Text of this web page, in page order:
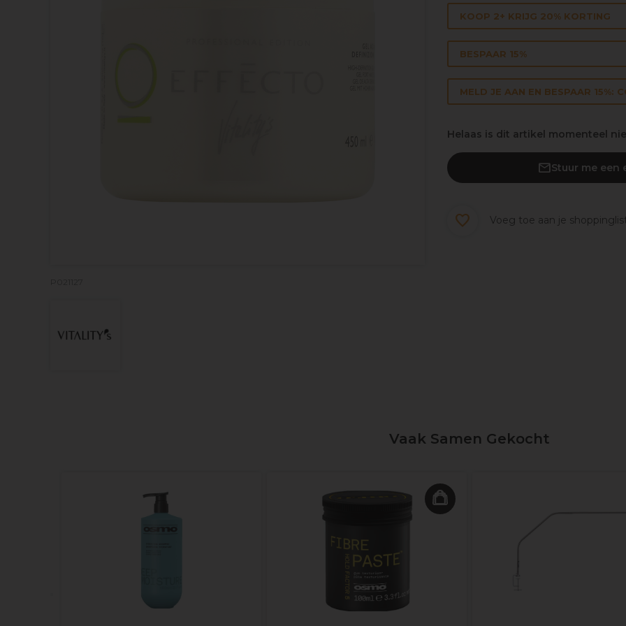
KOOP 2+ KRIJG 20% KORTING
BESPAAR 15%
MELD JE AAN EN BESPAAR 15%:
Helaas is dit artikel momenteel
Stuur me een
Voeg toe aan je
Vaak Samen Gekocht